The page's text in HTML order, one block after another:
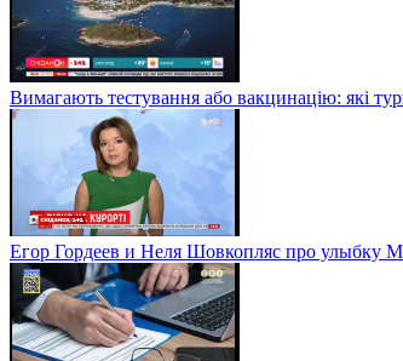
Вимагають тестування або вакцинацію: які
Егор Гордеев и Неля Шовкопляс про улыбку